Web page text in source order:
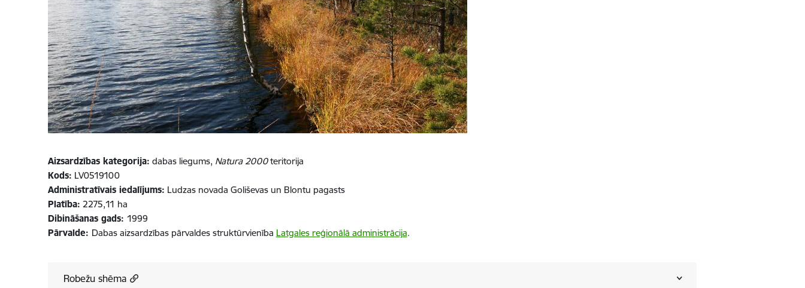
Aizsardzības kategorija: dabas liegums, Natura 2000teritorija
Kods: LV0519100
Administratīvais iedalījums: Ludzas novada Goliševas un Blontu pagasts
Platība: 2275,11 ha
Dibināšanas gads: 1999
Pārvalde: Dabas aizsardzības pārvaldes struktūrvienība Latgales reģionālā administrācija.
Robežu shēma